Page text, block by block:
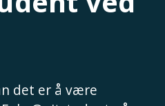
det er å være